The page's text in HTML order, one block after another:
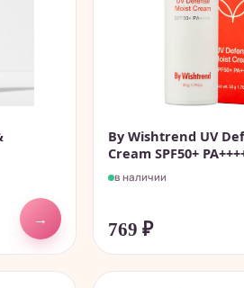
→
By Wishtrend UV
Cream SPF50+
в наличии
769 ₽